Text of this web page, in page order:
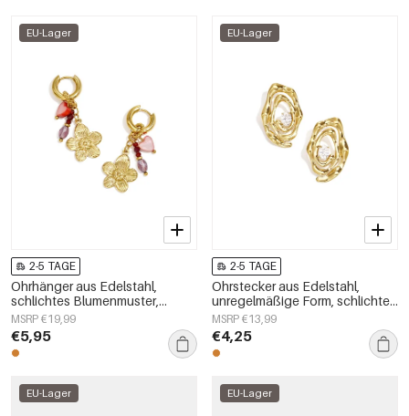
EU-Lager
2-5 TAGE
Ohrhänger aus Edelstahl,
schlichtes Blumenmuster,
schlichte Alltags-Serie,
Damenschmuck
MSRP €19,99
€5,95
EU-Lager
2-5 TAGE
Ohrstecker aus Edelstahl,
unregelmäßige Form, schlichte
Alltags-Serie, Damenschmuck
MSRP €13,99
€4,25
EU-Lager EU-Lager